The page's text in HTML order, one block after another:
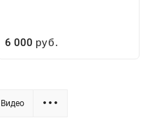
6 000 руб.
Видео